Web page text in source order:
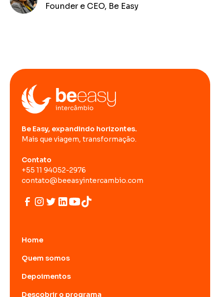
Founder e CEO, Be Easy
Be Easy, expandindo horizontes.
Mais que viagem, transformação.
Contato
+55 11 94052-2976
contato@beeasyintercambio.com
Home
Quem somos
Depoimentos
Descobrir o programa